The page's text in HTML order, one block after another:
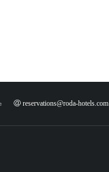
reservations@roda-hotels.com